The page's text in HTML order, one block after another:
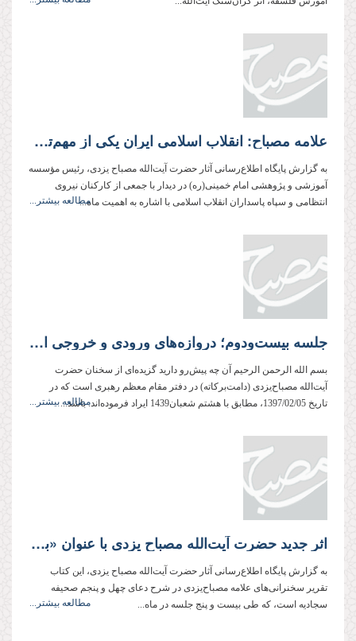
علامه مصباح: انقلاب اسلامی ایران یكی از مهم‌ترین حوادث در طول تاریخ بشریت بوده است
به گزارش پایگاه اطلاع‌رسانی آثار حضرت آیت‌الله مصباح یزدی، رئیس مؤسسه
آموزشی و پژوهشی امام خمینی‌(ره) در دیدار با جمعی از کارکنان نیروی
انتظامی و سپاه پاسداران انقلاب اسلامی با اشاره به اهمیت ماه...مطالعه بیشتر...
جلسه بیست‌ودوم؛ دروازه‌های ورودی و خروجی ایمان
بسم الله الرحمن الرحیم آن چه پیش‌رو دارید گزیده‌ای از سخنان حضرت
آیت‌الله مصباح‌یزدی (دامت‌بركاته) در دفتر مقام معظم رهبری است كه در
تاریخ 1397/02/05، مطابق با هشتم شعبان1439 ایراد فرموده‌اند. باشد...
مطالعه بیشتر...
اثر جدید حضرت آیت‌الله مصباح یزدی با عنوان «بدرودِ بهار» منتشر شد
به گزارش پایگاه اطلاع‌رسانی آثار حضرت آیت‌الله مصباح یزدی، این کتاب
تقریر سخنرانی‌های علامه مصباح‌یزدی در شرح دعای چهل و پنجم صحیفه
سجادیه است، كه طی بیست و پنج جلسه در ماه...
مطالعه بیشتر...